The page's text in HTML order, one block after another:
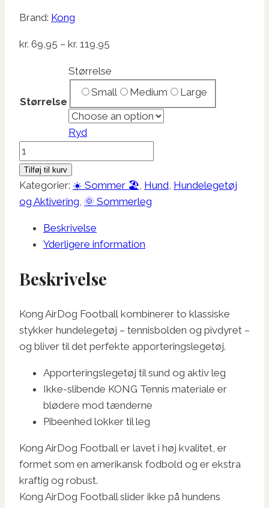
Brand: Kong
kr. 69,95 – kr. 119,95
til
kr. 119,95
Størrelse
Størrelse
Small
Medium Large
Ryd
Kong
Airdog
Football
antal
Tilføj til kurv
Kategorier: ☀️ Sommer 🏖️, Hund, Hundelegetøj
og Aktivering, 🌞 Sommerleg
Beskrivelse
Yderligere information
Beskrivelse
Kong AirDog Football kombinerer to klassiske
stykker hundelegetøj – tennisbolden og pivdyret –
og bliver til det perfekte apporteringslegetøj.
Apporteringslegetøj til sund og aktiv leg
Ikke-slibende KONG Tennis materiale er
blødere mod tænderne
Pibeenhed lokker til leg
Kong AirDog Football er lavet i høj kvalitet, er
formet som en amerikansk fodbold og er ekstra
kraftig og robust.
Kong AirDog Football slider ikke på hundens